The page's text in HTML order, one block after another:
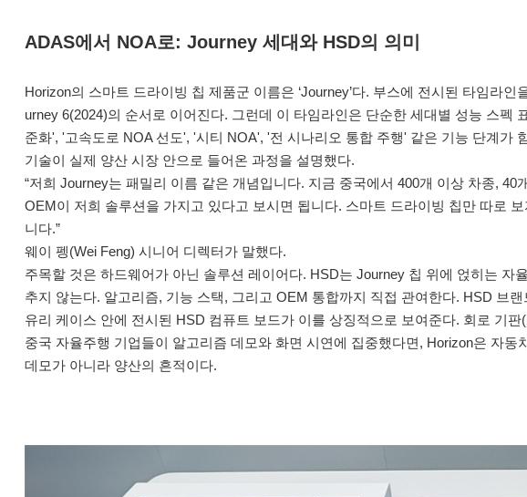
ADAS에서 NOA로: Journey 세대와 HSD의 의미
Horizon의 스마트 드라이빙 칩 제품군 이름은 ‘Journey’다. 부스에 전시된 타임라
urney 6(2024)의 순서로 이어진다. 그런데 이 타임라인은 단순한 세대별 성능 스펙
준화', '고속도로 NOA 선도', '시티 NOA', '전 시나리오 통합 주행' 같은 기능 단계가
기술이 실제 양산 시장 안으로 들어온 과정을 설명했다.
“저희 Journey는 패밀리 이름 같은 개념입니다. 지금 중국에서 400개 이상 차종,
OEM이 저희 솔루션을 가지고 있다고 보시면 됩니다. 스마트 드라이빙 칩만 따로
니다.”
웨이 펭(Wei Feng) 시니어 디렉터가 말했다.
주목할 것은 하드웨어가 아닌 솔루션 레이어다. HSD는 Journey 칩 위에 얹히는 자
추지 않는다. 알고리즘, 기능 스택, 그리고 OEM 통합까지 직접 관여한다. HSD 브
유리 케이스 안에 전시된 HSD 컴퓨트 보드가 이를 상징적으로 보여준다. 회로 기
중국 자율주행 기업들이 알고리즘 데모와 화면 시연에 집중했다면, Horizon은 자
데모가 아니라 양산의 흔적이다.